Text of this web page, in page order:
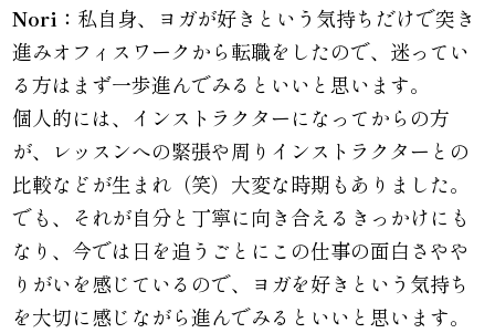
Nori： 私自身、ヨガが好きという気持ちだけで突き
進みオフィスワークから転職をしたので、迷ってい
る方はまず一歩進んでみるといいと思います。
個人的には、インストラクターになってからの方
が、レッスンへの緊張や周りインストラクターとの
比較などが生まれ（笑）大変な時期もありました。
でも、それが自分と丁寧に向き合えるきっかけにも
なり、今では日を追うごとにこの仕事の面白さやや
りがいを感じているので、ヨガを好きという気持ち
を大切に感じながら進んでみるといいと思います。